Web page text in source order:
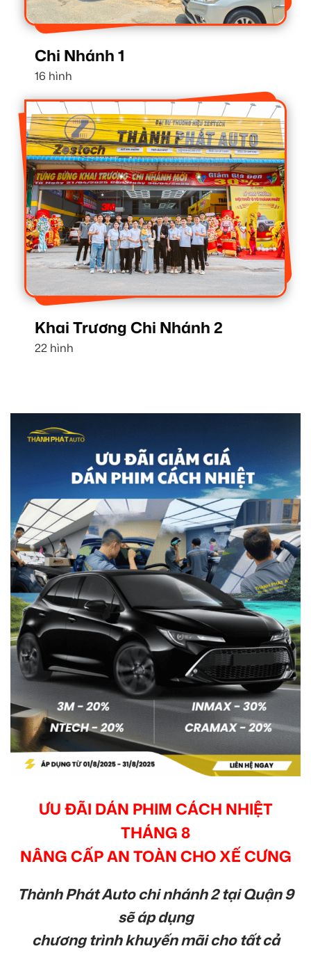
Chi Nhánh 1
16 hình
Khai Trương Chi Nhánh 2
22 hình
ƯU ĐÃI DÁN PHIM CÁCH NHIỆT
THÁNG 8
NÂNG CẤP AN TOÀN CHO XẾ CƯNG
Thành Phát Auto chi nhánh 2 tại Quận 9
sẽ áp dụng
chương trình khuyến mãi cho tất cả